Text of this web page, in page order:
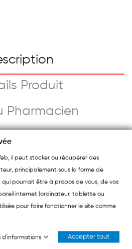
Produit
Pharmacien
Propolis Bio 40 Gélules est
issu de la ruche. Chaque
de polyphénols totaux, actifs
Contrôle FR-BIO-01.
il peut stocker ou récupérer des
principalement sous la forme de
qui pourrait être à propos de vous, de vos
internet (ordinateur, tablette ou
pour faire fonctionner le site comme
d'informations Accepter tout